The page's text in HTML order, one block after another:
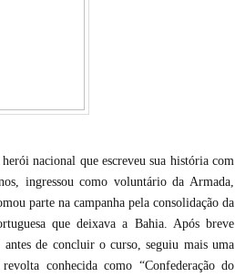
nacional que escreveu sua história com
ingressou como voluntário da Armada,
parte na campanha pela consolidação da
que deixava a Bahia. Após breve
de concluir o curso, seguiu mais uma
conhecida como “Confederação do